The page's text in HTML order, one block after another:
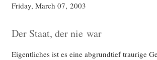
Fri­day, March 07, 2003
Der Staat, der nie war
Eigent­li­ches ist es eine abgrund­tief trau­ri­ge